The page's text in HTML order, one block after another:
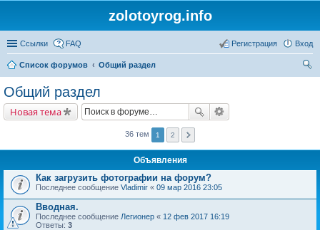
zolotoyrog.info
Ссылки FAQ Вход
Регистрация
Список форумов
Общий раздел
Общий раздел
Новая тема
36 тем 1 2
Объявления
Как загрузить фотографии на форум?
Последнее сообщение Vladimir « 09 мар 2016 23:05
Вводная.
Последнее сообщение Легионер « 12 фев 2017 16:19
Ответы: 3